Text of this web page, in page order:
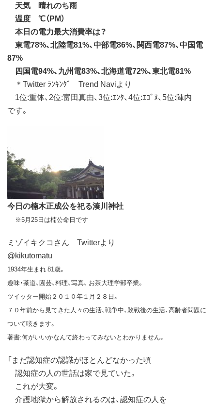
天気 晴れのち雨
温度 ℃（PM）
本日の電力最大消費率は？
東電78%、北陸電81%、中部電86%、関西電87%、中国電
87%
四国電94%、九州電83%、北海道電72%、東北電81%
＊Twitter ﾗﾝｷﾝｸﾞ Trend Naviより
1位:重体、2位:富田真由、3位:ｴﾝﾀ、4位:ｴｺﾞﾇ、5位:陣内
です。
今日の楠木正成公を祀る湊川神社
※5月25日は楠公命日です
ミゾイキクコさん Twitterより
‏@kikutomatu
1934年生まれ 81歳。
趣味・茶道、園芸、料理、写真、 お茶大理学部卒業。
ツイッター開始２０１０年１月２８日。
７０年前から見てきた人々の生活、戦争中、敗戦後の生活、高齢者問題に
ついて呟きます。
著書:何がいいかなんて終わってみないとわかりません。
「まだ認知症の認識がほとんどなかった頃
認知症の人の世話は家で見ていた。
これが大変。
介護地獄から解放されるのは、認知症の人を